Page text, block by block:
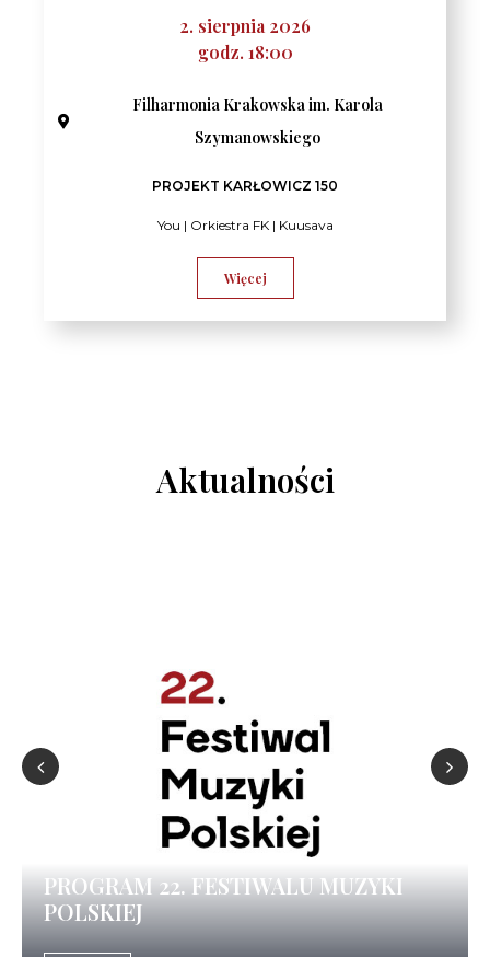
2. sierpnia 2026
godz. 18:00
Filharmonia Krakowska im. Karola
Szymanowskiego
PROJEKT KARŁOWICZ 150
You | Orkiestra FK | Kuusava
Więcej
Aktualności
PROGRAM 22. FESTIWALU MUZYKI
POLSKIEJ